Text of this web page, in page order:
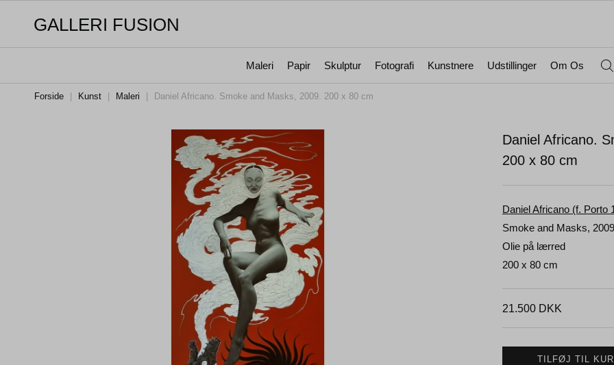
GALLERI FUSION
Maleri Papir Skulptur Fotografi Kunstnere Udstillinger Om Os
Forside Kunst Maleri Daniel Africano. Smoke and Masks, 2009. 200 x 80 cm
Daniel Africano.
200 x 80 cm
Daniel Africano (f. Porto
Smoke and Masks, 2009
Olie på lærred
200 x 80 cm
21.500 DKK
TILFØJ TIL